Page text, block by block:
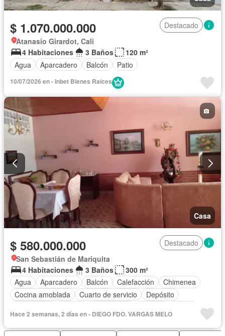
$ 1.070.000.000
Destacado
Atanasio Girardot, Cali
4 Habitaciones
3 Baños
120 m²
Agua
Aparcadero Balcón Patio
10/07/2026 en - Inbet Bienes Raices
Casa
$ 580.000.000
Destacado
San Sebastián de Mariquita
4 Habitaciones
3 Baños
300 m²
Agua
Aparcadero Balcón Calefacción
Chimenea
Cocina amoblada
Cuarto de servicio
Depósito
Estudio
Patio Vigilante Tanque de agua Terraza
Hace 2 semanas, 2 días en - DIEGO FDO. VARGAS MELO